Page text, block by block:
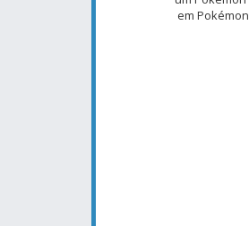
em Pokémon